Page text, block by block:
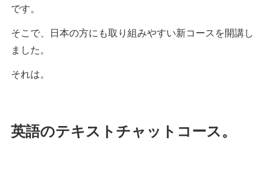
です。
そこで、日本の方にも取り組みやすい新コースを開講し
ました。
それは。
英語のテキストチャットコース。